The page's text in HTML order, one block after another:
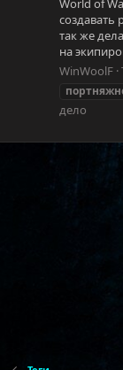
World of
создавать
так же
на
WinWoolF
дело